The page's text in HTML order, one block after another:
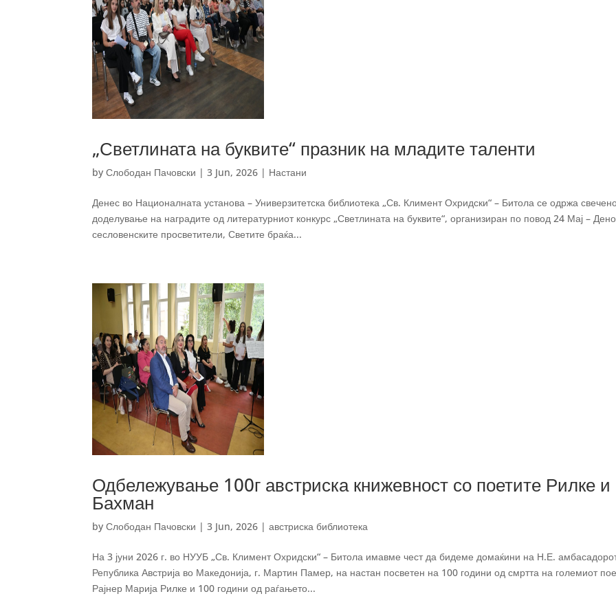
„Светлината на буквите“ празник на младите таленти
byСлободан Пачовски |3 Jun, 2026 | Настани
Денес во Националната установа – Универзитетска библиотека „Св. Климент Охридски“ – Битола се одржа
доделување на наградите од литературниот конкурс „Светлината на буквите“, организиран по повод 24 Мај –
сесловенските просветители, Светите браќа...
Одбележување 100г австриска книжевност со поетите Рилке и
Бахман
byСлободан Пачовски |3 Jun, 2026 |австриска библиотека
На 3 јуни 2026 г. во НУУБ „Св. Климент Охридски“ – Битола имавме чест да бидеме домаќини на Н.Е.
Република Австрија во Македонија, г. Мартин Памер, на настан посветен на 100 години од смртта на големиот
Рајнер Марија Рилке и 100 години од раѓањето...